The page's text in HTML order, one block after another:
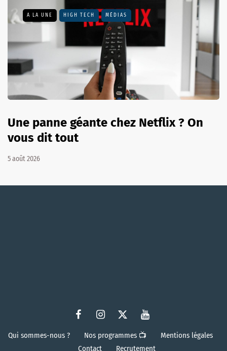
A LA UNE HIGH TECH MÉDIAS
Une panne géante chez Netflix ? On
vous dit tout
5 août 2026
Qui sommes-nous ? Nos programmes 📺
Mentions légales
Contact
Recrutement